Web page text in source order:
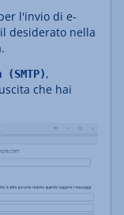
l'invio di e-
desiderato nella
,
che hai